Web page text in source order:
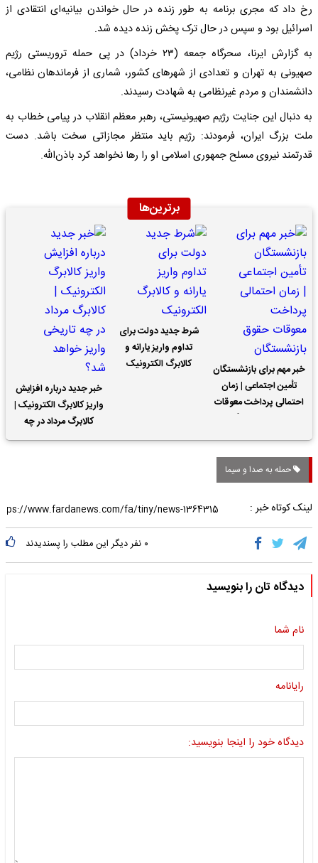
رخ داد که مجری برنامه به طور زنده در حال خواندن بیانیه‌ای انتقادی از
اسرائیل بود و سپس در حال ترک پخش زنده دیده شد.
به گزارش ایرنا، سحرگاه جمعه (۲۳ خرداد) در پی حمله تروریستی رژیم
صهیونی به تهران و تعدادی از شهرهای کشور، شماری از فرماندهان نظامی،
دانشمندان و مردم غیرنظامی به شهادت رسیدند.
به دنبال این جنایت رژیم صهیونیستی، رهبر معظم انقلاب در پیامی خطاب به
ملت بزرگ ایران، فرمودند: رژیم باید منتظر مجازاتی سخت باشد. دست
قدرتمند نیروی مسلح جمهوری اسلامی او را رها نخواهد کرد باذن‌الله.
برترین‌ها
خبر مهم برای بازنشستگان
تأمین اجتماعی | زمان
احتمالی پرداخت معوقات
شرط جدید دولت برای
تداوم واریز یارانه و
کالابرگ الکترونیک
خبر جدید درباره افزایش
واریز کالابرگ الکترونیک |
کالابرگ مرداد در چه
تاریخی واریز خواهد شد؟
حمله به صدا و سیما
لینک کوتاه خبر :
۰ نفر دیگر این مطلب را پسندیدند
دیدگاه تان را بنویسید
نام شما
رایانامه
دیدگاه خود را اینجا بنویسید: